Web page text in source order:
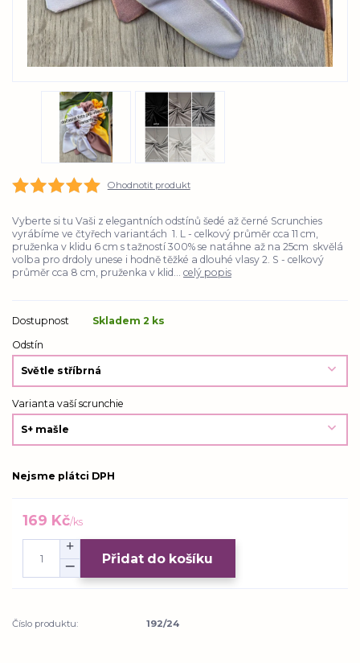
Ohodnotit produkt
Vyberte si tu Vaši z elegantních odstínů šedé až černé Scrunchies
vyrábíme ve čtyřech variantách 1. L - celkový průměr cca 11 cm,
pruženka v klidu 6 cm s tažností 300% se natáhne až na 25cm skvělá
volba pro drdoly unese i hodně těžké a dlouhé vlasy 2. S - celkový
průměr cca 8 cm, pruženka v klid... celý popis
Dostupnost
Skladem 2 ks
Odstín
Varianta vaší scrunchie
Nejsme plátci DPH
169 Kč/ks
Přidat do košíku
Číslo produktu: 192/24